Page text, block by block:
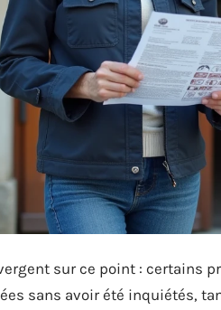
sur ce point : certains
sans avoir été inquiétés,